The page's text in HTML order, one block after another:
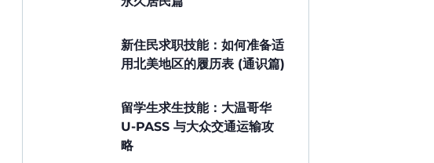
新住民求职技能：如何准备适
用北美地区的履历表 (通识篇)
留学生求生技能：大温哥华
U-PASS 与大众交通运输攻
略